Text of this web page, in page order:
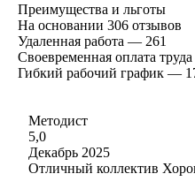
Преимущества и льготы
На основании 306 отзывов
Удаленная работа — 261
Своевременная оплата
Гибкий рабочий график —
Методист
5,0
Декабрь 2025
Отличный коллектив